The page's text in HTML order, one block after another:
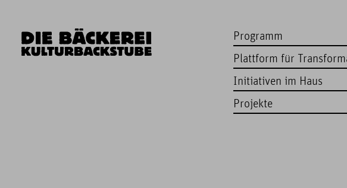
Programm
Plattform für
Initiativen im Haus
Projekte